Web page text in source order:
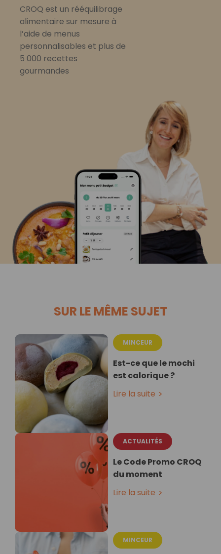
CROQ est un rééquilibrage
alimentaire sur mesure à
l’aide de menus
personnalisables et plus de
5 000 recettes
gourmandes
SUR LE MÊME SUJET
MINCEUR
Est-ce que le mochi
est calorique ?
Lire la suite
ACTUALITÉS
Le Code Promo CROQ
du moment
Lire la suite
MINCEUR